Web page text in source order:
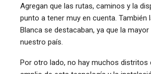
Agregan que las rutas, caminos y la
punto a tener muy en cuenta.
Blanca se destacaban, ya que la
nuestro país.
Por otro lado, no hay muchos distritos